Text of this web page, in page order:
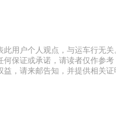
用户个人观点，与运车行无
保证或承诺，请读者仅作参
，请来邮告知，并提供相关